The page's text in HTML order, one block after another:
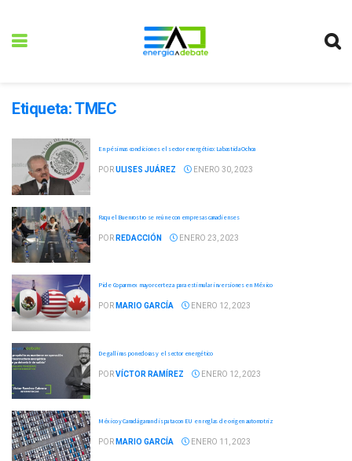
Etiqueta:TMEC
En pésimas condiciones el sector energético: Labastida Ochoa
PORULISES JUÁREZ ENERO 30, 2023
Raquel Buenrostro se reúne con empresas canadienses
POR REDACCIÓN ENERO 23, 2023
Pide Coparmex mayor certeza para estimular inversiones en México
POR MARIO GARCÍA ENERO 12, 2023
De gallinas ponedoras y el sector energético
PORVÍCTOR RAMÍREZ ENERO 12, 2023
México y Canadá ganan disputa con EU en reglas de origen automotriz
POR MARIO GARCÍA ENERO 11, 2023